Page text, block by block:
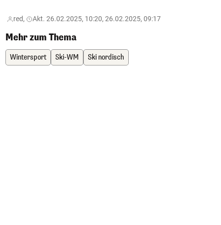
red, Akt. 26.02.2025, 10:20, 26.02.2025, 09:17
Mehr zum Thema
Wintersport Ski-WM Ski nordisch